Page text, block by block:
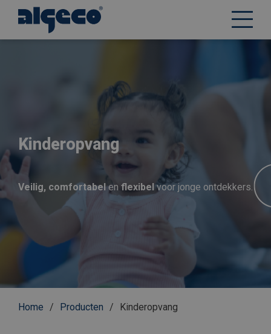
Kinderopvang
Veilig, comfortabelen flexibelvoor jonge ontdekkers.
Kruimelpad
Home Producten Kinderopvang